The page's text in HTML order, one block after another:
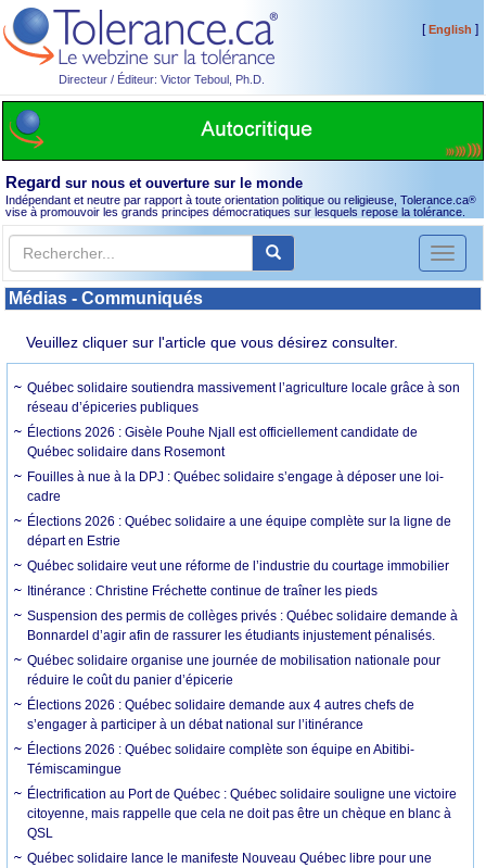
Directeur / Éditeur: Victor Teboul, Ph.D.
[English ]
Regard sur nous et ouverture sur le monde
Indépendant et neutre par rapport à toute orientation politique ou religieuse, Tolerance.ca®
vise à promouvoir les grands principes démocratiques sur lesquels repose la tolérance.
Toggle
Médias - Communiqués
Veuillez cliquer sur l'article que vous désirez consulter.
Québec solidaire soutiendra massivement l’agriculture locale grâce à son
réseau d’épiceries publiques
Élections 2026 : Gisèle Pouhe Njall est officiellement candidate de
Québec solidaire dans Rosemont
Fouilles à nue à la DPJ : Québec solidaire s’engage à déposer une loi-
cadre
Élections 2026 : Québec solidaire a une équipe complète sur la ligne de
départ en Estrie
Québec solidaire veut une réforme de l’industrie du courtage immobilier
Itinérance : Christine Fréchette continue de traîner les pieds
Suspension des permis de collèges privés : Québec solidaire demande à
Bonnardel d’agir afin de rassurer les étudiants injustement pénalisés.
Québec solidaire organise une journée de mobilisation nationale pour
réduire le coût du panier d’épicerie
Élections 2026 : Québec solidaire demande aux 4 autres chefs de
s’engager à participer à un débat national sur l’itinérance
Élections 2026 : Québec solidaire complète son équipe en Abitibi-
Témiscamingue
Électrification au Port de Québec : Québec solidaire souligne une victoire
citoyenne, mais rappelle que cela ne doit pas être un chèque en blanc à
QSL
Québec solidaire lance le manifeste Nouveau Québec libre pour une